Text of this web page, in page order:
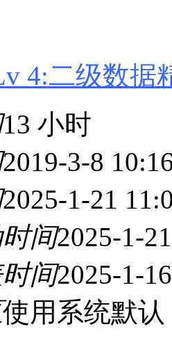
4:二级数据
13 小时
2019-3-8
2025-1-21
时间2025-1-
时间2025-1-
使用系统默认